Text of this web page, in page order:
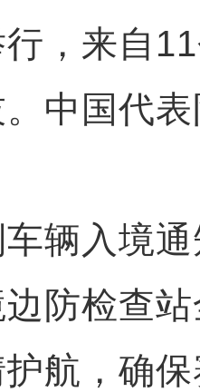
，来自
中国代
入境通
防检查
航，确